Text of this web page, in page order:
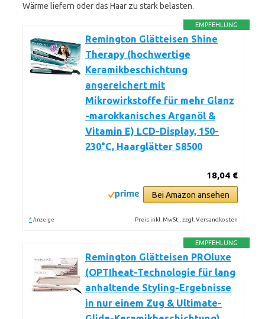
Wärme liefern oder das Haar zu stark belasten.
EMPFEHLUNG
Remington Glätteisen Shine
Therapy (hochwertige
Keramikbeschichtung
angereichert mit
Mikrowirkstoffe für mehr Glanz
-marokkanisches Arganöl &
Vitamin E) LCD-Display, 150-
230°C, Haarglätter S8500
18,04 €
Bei Amazon ansehen
* Anzeige Preis inkl. MwSt., zzgl. Versandkosten
EMPFEHLUNG
Remington Glätteisen PROluxe
(OPTIheat-Technologie für lang
anhaltende Styling-Ergebnisse
in nur einem Zug & Ultimate-